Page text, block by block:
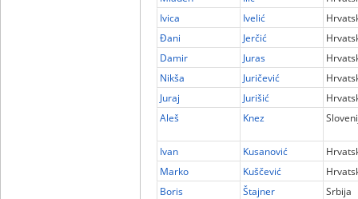
Ivica
Ivelić
Đani
Jerčić
Damir
Juras
Nikša
Juričević
Juraj
Jurišić
Aleš
Knez
Ivan Kusanović
Marko
Kuščević
Boris
Štajner Srbija